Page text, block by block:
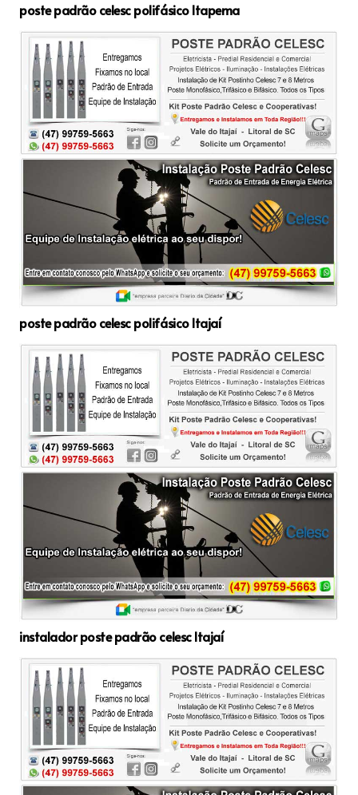
poste padrão celesc polifásico Itapema
poste padrão celesc polifásico Itajaí
instalador poste padrão celesc Itajaí